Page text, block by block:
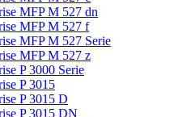
MFP M 527 dn
MFP M 527 f
MFP M 527 Serie
MFP M 527 z
P 3000 Serie
P 3015
P 3015 D
P 3015 DN